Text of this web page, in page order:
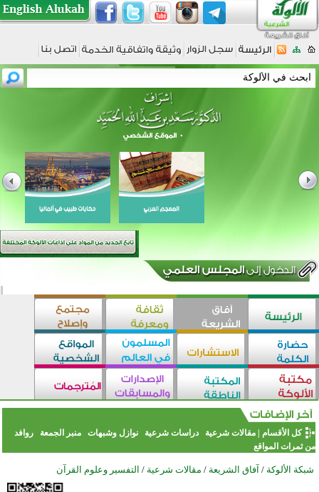
كل الأقسام |مقالات شرعية دراسات شرعية نوازل وشبهات منبر الجمعة
روافد
من ثمرات المواقع
شبكة الألوكة / آفاق الشريعة / مقالات شرعية / التفسير وعلوم القرآن